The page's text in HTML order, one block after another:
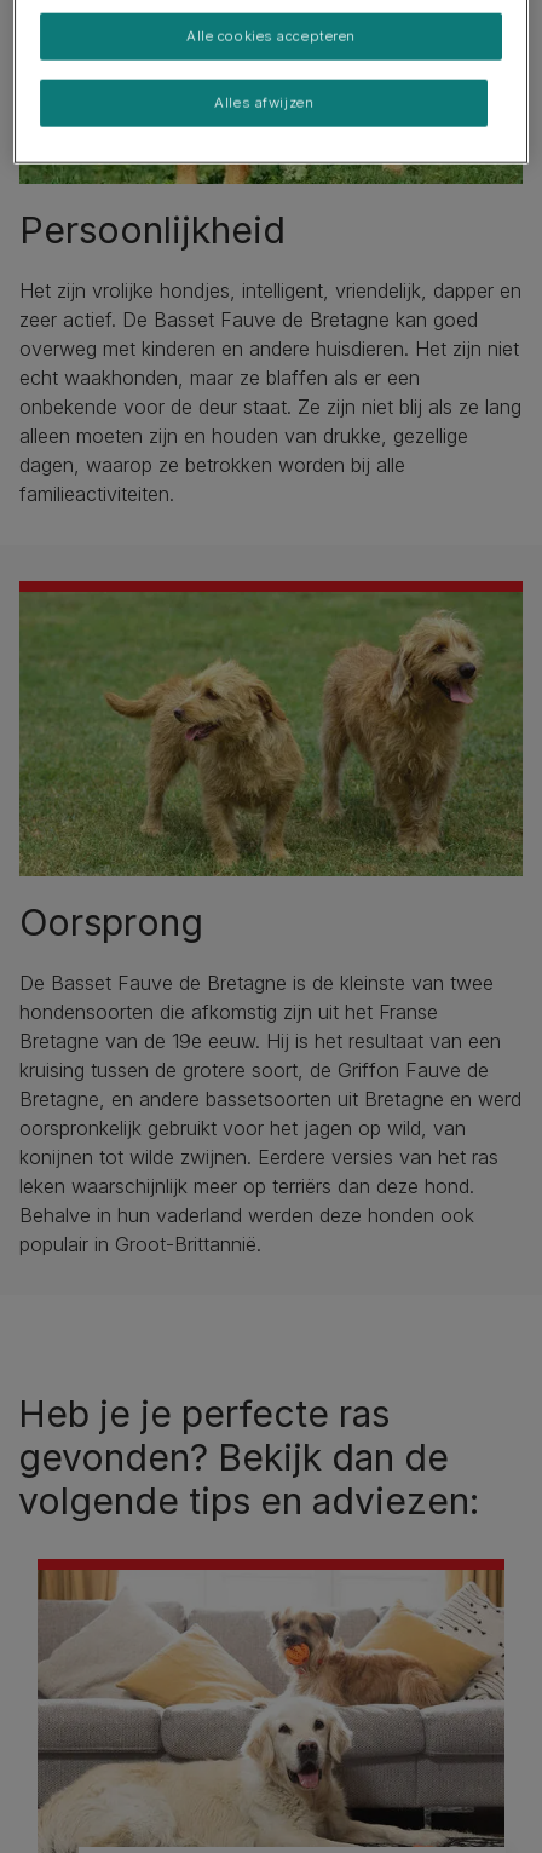
Persoonlijkheid
Het zijn vrolijke hondjes, intelligent, vriendelijk, dapper en
zeer actief. De Basset Fauve de Bretagne kan goed
overweg met kinderen en andere huisdieren. Het zijn niet
echt waakhonden, maar ze blaffen als er een
onbekende voor de deur staat. Ze zijn niet blij als ze lang
alleen moeten zijn en houden van drukke, gezellige
dagen, waarop ze betrokken worden bij alle
familieactiviteiten.
Oorsprong
De Basset Fauve de Bretagne is de kleinste van twee
hondensoorten die afkomstig zijn uit het Franse
Bretagne van de 19e eeuw. Hij is het resultaat van een
kruising tussen de grotere soort, de Griffon Fauve de
Bretagne, en andere bassetsoorten uit Bretagne en werd
oorspronkelijk gebruikt voor het jagen op wild, van
konijnen tot wilde zwijnen. Eerdere versies van het ras
leken waarschijnlijk meer op terriërs dan deze hond.
Behalve in hun vaderland werden deze honden ook
populair in Groot-Brittannië.
Heb je je perfecte ras
gevonden? Bekijk dan de
volgende tips en adviezen:
Alles afwijzen
Alle cookies accepteren